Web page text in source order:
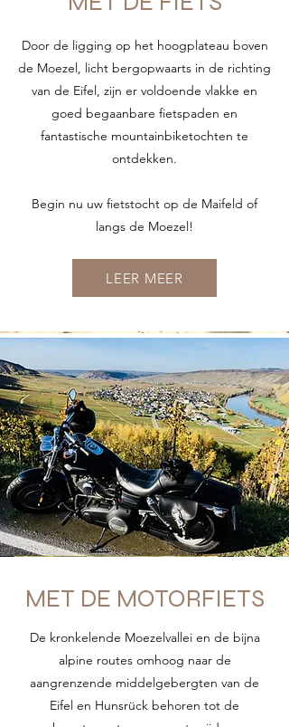
Door de ligging op het hoogplateau boven
de Moezel, licht bergopwaarts in de richting
van de Eifel, zijn er voldoende vlakke en
goed begaanbare fietspaden en
fantastische mountainbiketochten te
ontdekken.
Begin nu uw fietstocht op de Maifeld of
langs de Moezel!
LEER MEER
MET DE MOTORFIETS
De kronkelende Moezelvallei en de bijna
alpine routes omhoog naar de
aangrenzende middelgebergten van de
Eifel en Hunsrück behoren tot de